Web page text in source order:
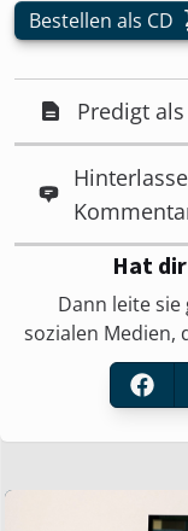
Bestellen als CD
Predigt
Hat
Dann leite
sozialen Medien,